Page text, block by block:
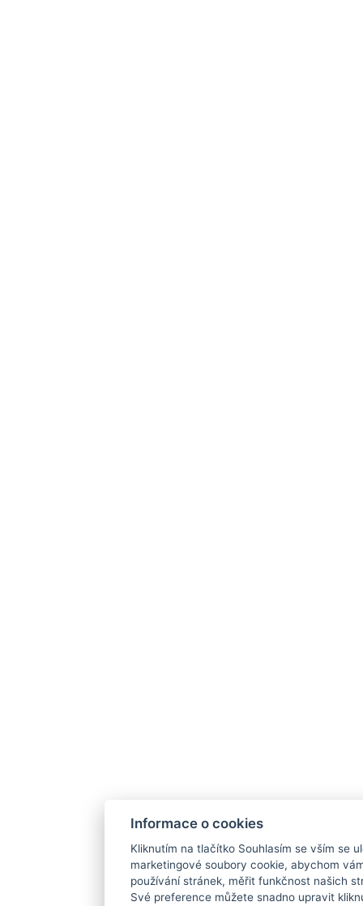
Informace o cookies
Kliknutím na tlačítko Souhlasím se vším se
marketingové soubory cookie, abychom
používání stránek, měřit funkčnost našich
Své preference můžete snadno upravit